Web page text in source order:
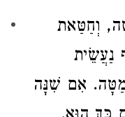
וְחַטַּאת
נַעֲשֵׂית
אִם שִׁנָּה